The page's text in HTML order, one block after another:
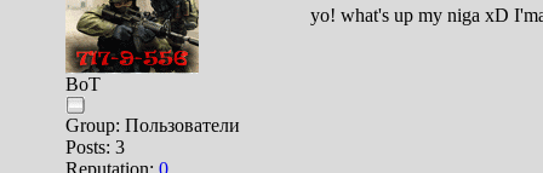
BoT
Group: Пользователи
Posts: 3
Reputation: 0
yo! what's up my niga xD